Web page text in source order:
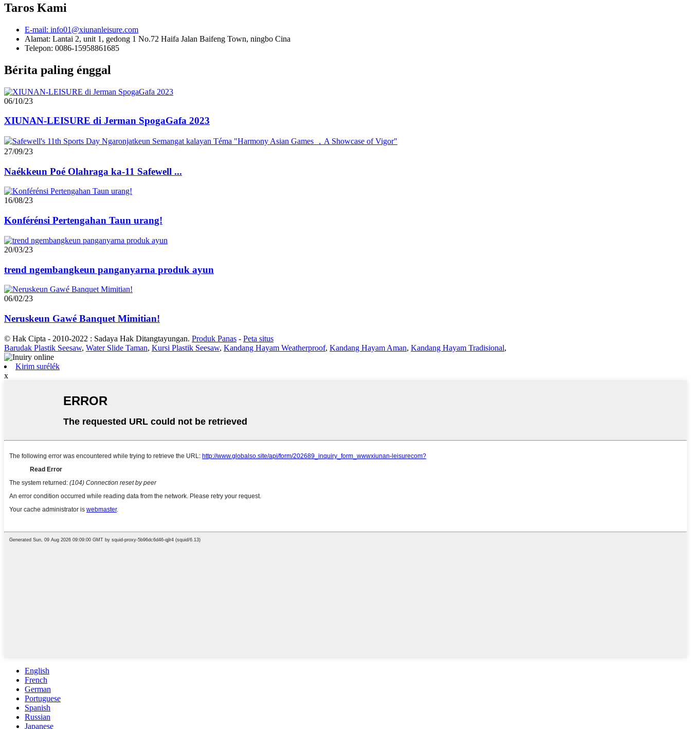
Taros Kami
E-mail: info01@xiunanleisure.com
Alamat: Lantai 2, unit 1, gedong 1 No.72 Haifa Jalan Baifeng Town, ningbo Cina
Telepon: 0086-15958861685
Bérita paling énggal
06/10/23
XIUNAN-LEISURE di Jerman SpogaGafa 2023
27/09/23
Naékkeun Poé Olahraga ka-11 Safewell ...
16/08/23
Konférénsi Pertengahan Taun urang!
20/03/23
trend ngembangkeun panganyarna produk ayun
06/02/23
Neruskeun Gawé Banquet Mimitian!
© Hak Cipta - 2010-2022 : Sadaya Hak Ditangtayungan. Produk Panas - Peta situs
Barudak Plastik Seesaw, Water Slide Taman, Kursi Plastik Seesaw, Kandang Hayam Weatherproof, Kandang Hayam Aman, Kandang Hayam Tradisional,
Kirim surélék
x
English
French
German
Portuguese
Spanish
Russian
Japanese